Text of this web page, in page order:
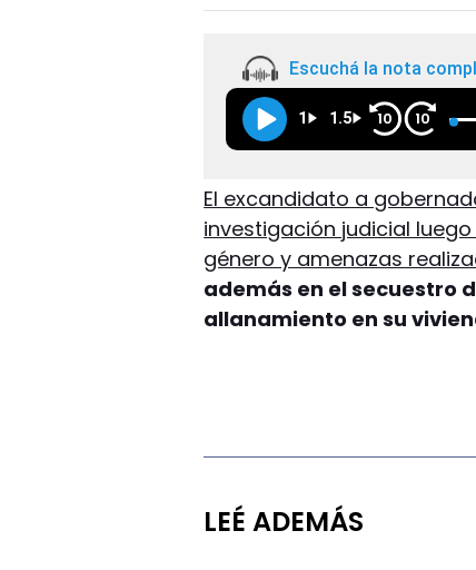
Escuchá la nota
1 1.5 10 10
El excandidato a
investigación judicial
género y amenazas
además en el secuestro
allanamiento en su
LEÉ ADEMÁS